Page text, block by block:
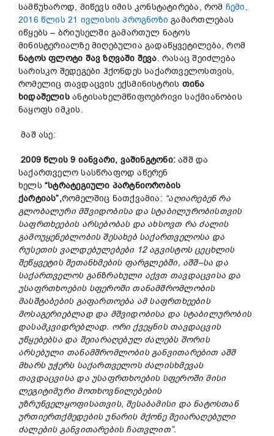
სამწუხაროდ, მიწევს იმის კონსტატირება, რომ ჩემი,
2016 წლის 21 ივლისის პროგნოზი გამართლებას
იწყებს – ბრიუსელში გამართულ ნატოს
მინისტერიალზე მიღებულია გადაწყვეტილება, რომ
ნატოს ფლოტი შავ ზღვაში შევა. რასაც შეიძლება
სარისკო შედეგები ჰქონდეს საქართველოსთვის,
რომელიც თავდაცვის ექსმინისტრის თინა
ხიდაშელისანტისახელმწიფოებრივი საქმიანობის
ნაყოფს იმკის.
მაშ ასე:
2009 წლის 9 იანვარი, ვაშინგტონი:აშშ და
საქართველო სასწრაფოდ აწერენ
ხელს“სტრატეგიული პარტნიორობის
ქარტიას”,რომელშიც ნათქვამია: “აღიარებენ რა
გლობალური მშვიდობისა და სტაბილურობისთვის
საფრთხეების არსებობას და ახსოვთ რა ძალის
გამოუყენებლობის შესახებ საქართველოსა და
რუსეთის ვალდებულებები 12 აგვისტოს ცეცხლის
შეწყვეტის შეთანხმების ფარგლებში, აშშ–სა და
საქართველოს განზრახული აქვთ თავდაცვისა და
უსაფრთხოების სფეროში თანამშრომლობის
მასშტაბების გაფართოება ამ საფრთხეების
მოსაგერიებლად და მშვიდობისა და სტაბილურობის
დასამკვიდრებლად. ორი ქვეყნის თავდაცვის
უწყებებსა და შეიარაღებულ ძალებს შორის
არსებული თანამშრომლობის განვითარებით აშშ
მხარს უჭერს საქართველოს ძალისხმევას
თავდაცვისა და უსაფრთხოების სფეროში მისი
ლეგიტიმური მოთხოვნილებების
უზრუნველყოფისათვის, შესაბამისი და ნატოსთან
ურთიერთქმედების უნარის მქონე შეიარაღებული
ძალების განვითარების ჩათვლით”.